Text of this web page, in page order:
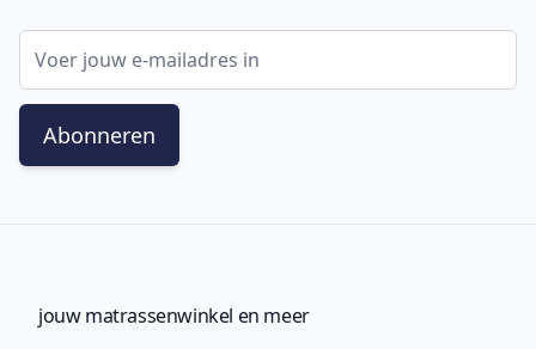
E-mail adres
Abonneren
jouw matrassenwinkel en meer